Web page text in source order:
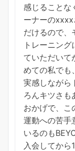
感じることな
ーナーのxxxx
だけるので、
トレーニン
ていただいて
めての私でも
実感しながら
ろんキツさ
おかげで、こ
運動への苦手
いるのも
入会してから